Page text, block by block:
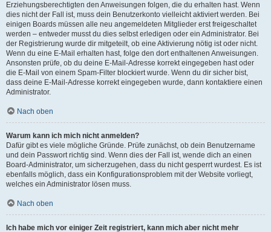
Erziehungsberechtigten den Anweisungen folgen, die du erhalten hast. Wenn
dies nicht der Fall ist, muss dein Benutzerkonto vielleicht aktiviert werden. Bei
einigen Boards müssen alle neu angemeldeten Mitglieder erst freigeschaltet
werden – entweder musst du dies selbst erledigen oder ein Administrator. Bei
der Registrierung wurde dir mitgeteilt, ob eine Aktivierung nötig ist oder nicht.
Wenn du eine E-Mail erhalten hast, folge den dort enthaltenen Anweisungen.
Ansonsten prüfe, ob du deine E-Mail-Adresse korrekt eingegeben hast oder
die E-Mail von einem Spam-Filter blockiert wurde. Wenn du dir sicher bist,
dass deine E-Mail-Adresse korrekt eingegeben wurde, dann kontaktiere einen
Administrator.
Nach oben
Warum kann ich mich nicht anmelden?
Dafür gibt es viele mögliche Gründe. Prüfe zunächst, ob dein Benutzername
und dein Passwort richtig sind. Wenn dies der Fall ist, wende dich an einen
Board-Administrator, um sicherzugehen, dass du nicht gesperrt wurdest. Es ist
ebenfalls möglich, dass ein Konfigurationsproblem mit der Website vorliegt,
welches ein Administrator lösen muss.
Nach oben
Ich habe mich vor einiger Zeit registriert, kann mich aber nicht mehr